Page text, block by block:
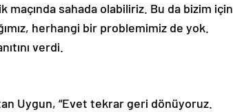
sahada olabiliriz. Bu da bizim için
herhangi bir problemimiz de yok.
verdi.
Uygun, “Evet tekrar geri dönüyoruz.